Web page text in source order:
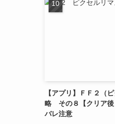
【アプリ】ＦＦ２（
略 その８【クリア
バレ注意